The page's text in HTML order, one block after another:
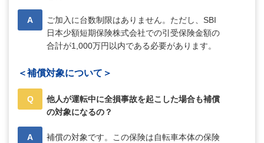
A
ご加入に台数制限はありません。ただし、SBI
日本少額短期保険株式会社での引受保険金額の
合計が1,000万円以内である必要があります。
＜補償対象について＞
Q
他人が運転中に全損事故を起こした場合も補償
の対象になるの？
A
補償の対象です。この保険は自転車本体の保険